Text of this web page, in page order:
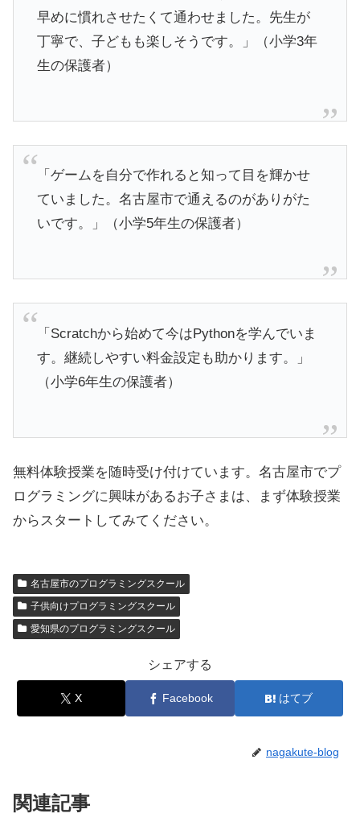
早めに慣れさせたくて通わせました。先生が
丁寧で、子どもも楽しそうです。」（小学3年
生の保護者）
「ゲームを自分で作れると知って目を輝かせ
ていました。名古屋市で通えるのがありがた
いです。」（小学5年生の保護者）
「Scratchから始めて今はPythonを学んでいま
す。継続しやすい料金設定も助かります。」
（小学6年生の保護者）
無料体験授業を随時受け付けています。名古屋市でプ
ログラミングに興味があるお子さまは、まず体験授業
からスタートしてみてください。
名古屋市のプログラミングスクール
子供向けプログラミングスクール
愛知県のプログラミングスクール
シェアする
X Facebook はてブ
nagakute-blog
関連記事